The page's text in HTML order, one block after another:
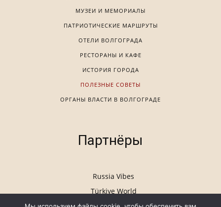
МУЗЕИ И МЕМОРИАЛЫ
ПАТРИОТИЧЕСКИЕ МАРШРУТЫ
ОТЕЛИ ВОЛГОГРАДА
РЕСТОРАНЫ И КАФЕ
ИСТОРИЯ ГОРОДА
ПОЛЕЗНЫЕ СОВЕТЫ
ОРГАНЫ ВЛАСТИ В ВОЛГОГРАДЕ
Партнёры
Russia Vibes
Türkiye World